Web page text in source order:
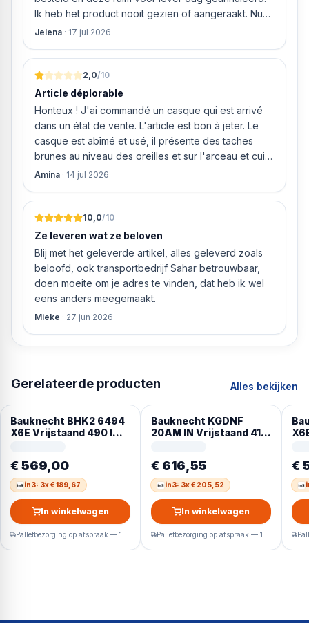
Neff vaatwasser geleverd en ver
Ik heb het product nooit gezien of aangeraakt. Nu
weigeren ze gewoon om mijn geld volledig terug te
van MIJN geld inhouden!
Jelena · 17 jul 2026
2,0/10
Article déplorable
Honteux ! J'ai commandé un casque qui est arrivé
dans un état de vente. L'article est bon à jeter. Le
casque est abîmé et usé, il présente des taches
brunes au niveau des oreilles et sur l'arceau et cuir
qui est craquelé ! Les coussins sont eux « dégonflés
Amina · 14 jul 2026
10,0/10
Ze leveren wat ze beloven
Blij met het geleverde artikel, alles geleverd zoals
beloofd, ook transportbedrijf Sahar betrouwbaar,
doen moeite om je adres te vinden, dat heb ik wel
eens anders meegemaakt.
Mieke · 27 jun 2026
Gerelateerde producten Alles bekijken
Bauknecht BHK2 6494
X6E Vrijstaand 490 l
€ 569,00
in3: 3x € 189,67
In winkelwagen
Bauknecht KGDNF
20AM IN Vrijstaand 415
€ 616,55
in3: 3x € 205,52
In winkelwagen
€